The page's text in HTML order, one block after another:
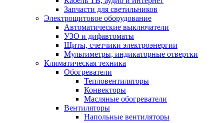
Запчасти для светильников
Электрощитовое оборудование
Автоматические выключатели
УЗО и дифавтоматы
Щиты, счетчики электроэнергии
Мультиметры, индикаторные отвертки
Климатическая техника
Обогреватели
Тепловентиляторы
Конвекторы
Масляные обогреватели
Вентиляторы
Напольные вентиляторы